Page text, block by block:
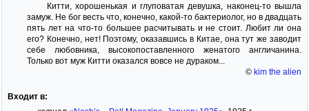
Китти, хорошенькая и глуповатая девушка, наконец-то вышла
замуж. Не бог весть что, конечно, какой-то бактериолог, но в двадцать
пять лет на что-то большее расчитывать и не стоит. Любит ли она
его? Конечно, нет! Поэтому, оказавшись в Китае, она тут же заводит
себе любовника, высокопоставленного женатого англичанина.
Только вот муж Китти оказался вовсе не дураком...
© kim the alien
Входит в: